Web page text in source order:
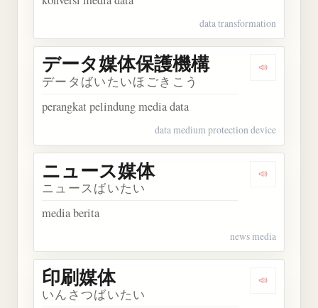
data transformation
Dengarkan
データ媒体保護機構
データばいたいほごきこう
perangkat pelindung media data
data medium protection device
Dengarkan
ニュース媒体
ニュースばいたい
media berita
news media
Dengarkan
印刷媒体
いんさつばいたい